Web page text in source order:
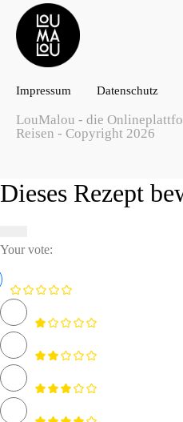
Impressum Datenschutz
LouMalou - die
Reisen - Copyright 2026
Dieses Rezept
Your vote: